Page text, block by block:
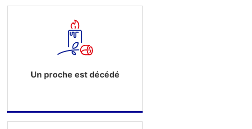
Un proche est décédé